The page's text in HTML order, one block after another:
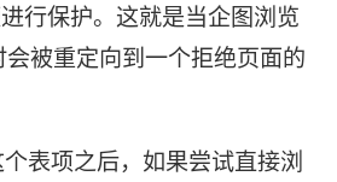
行保护。这就是当企图浏览
被重定向到一个拒绝页面的
项之后，如果尝试直接浏